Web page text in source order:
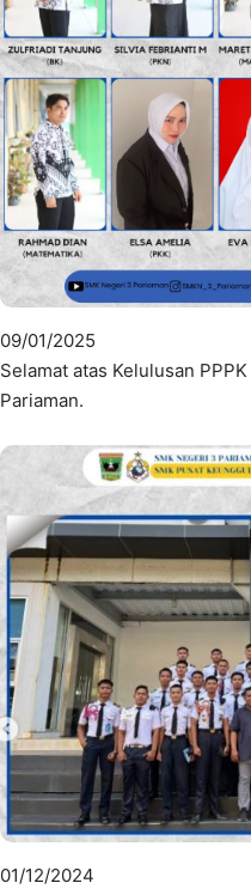
09/01/2025
Selamat atas Kelulusan
Pariaman.
01/12/2024